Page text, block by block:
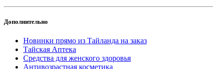
Дополнительно
Новинки прямо из Тайланда на заказ
Тайская Аптека
Средства для женского здоровья
Антивозрастная косметика